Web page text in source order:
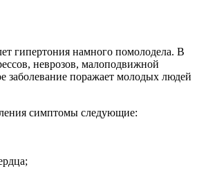
гипертония намного помолодела. В
неврозов, малоподвижной
заболевание поражает молодых людей
симптомы следующие: